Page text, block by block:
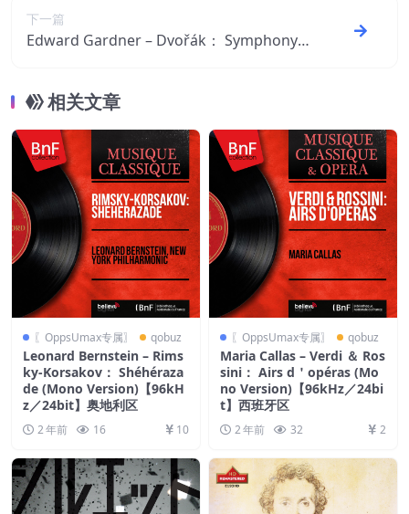
下一篇
Edward Gardner – Dvořák： Symphony
相关文章
〖OppsUmax专属〗 qobuz
Leonard Bernstein – Rims
ky-Korsakov： Shéhéraza
de (Mono Version)【96kH
z／24bit】奥地利区
2 年前 16 10
〖OppsUmax专属〗 qobuz
Maria Callas – Verdi ＆ Ros
sini： Airs d＇opéras (Mo
no Version)【96kHz／24bi
t】西班牙区
2 年前 32 2